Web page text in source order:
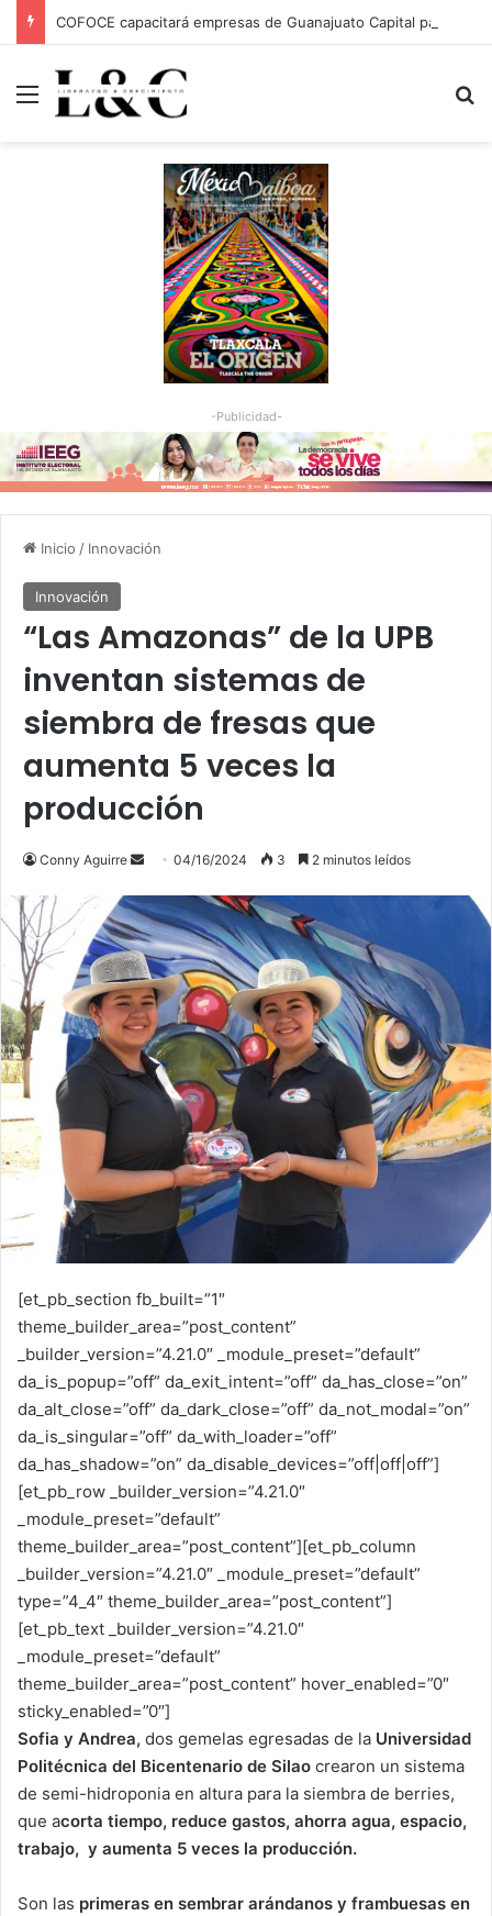
Menu
-Publicidad-
Inicio / Innovación
Innovación
“Las Amazonas” de la UPB
inventan sistemas de
siembra de fresas que
aumenta 5 veces la
producción
Conny Aguirre
n
d
a
n
e
m
a
04/16/2024 3 2 minutos leídos
[et_pb_section fb_built=”1″
theme_builder_area=”post_content”
_builder_version=”4.21.0″ _module_preset=”default”
da_is_popup=”off” da_exit_intent=”off” da_has_close=”on”
da_alt_close=”off” da_dark_close=”off” da_not_modal=”on”
da_is_singular=”off” da_with_loader=”off”
da_has_shadow=”on” da_disable_devices=”off|off|off”]
[et_pb_row _builder_version=”4.21.0″
_module_preset=”default”
theme_builder_area=”post_content”][et_pb_column
_builder_version=”4.21.0″ _module_preset=”default”
type=”4_4″ theme_builder_area=”post_content”]
[et_pb_text _builder_version=”4.21.0″
_module_preset=”default”
theme_builder_area=”post_content” hover_enabled=”0″
sticky_enabled=”0″]
Sofia y Andrea, dos gemelas egresadas de la Universidad
Politécnica del Bicentenario de Silao crearon un sistema
de semi-hidroponia en altura para la siembra de berries,
que acorta tiempo, reduce gastos, ahorra agua, espacio,
trabajo, y aumenta 5 veces la producción.
Son las primeras en sembrar arándanos y frambuesas en